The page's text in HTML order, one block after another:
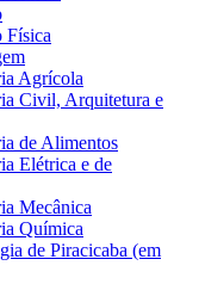
Física
Agrícola
Civil, Arquitetura e
de Alimentos
Elétrica e de
Mecânica
Química
de Piracicaba (em